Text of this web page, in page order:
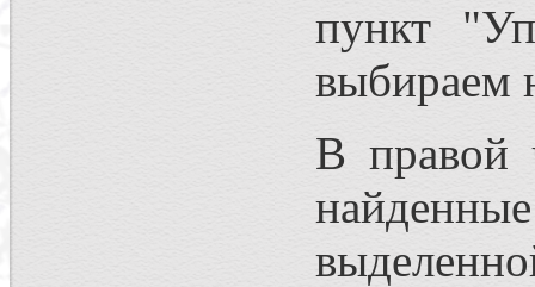
пункт
выбираем
В правой